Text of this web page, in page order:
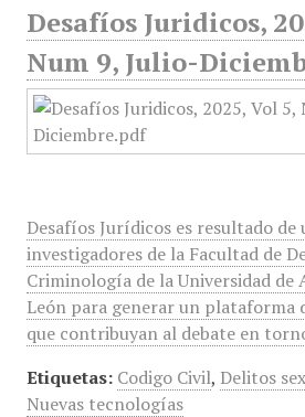
Desafíos Juridicos,
Num 9, Julio-
Desafíos Jurídicos es resultado de
investigadores de la Facultad de
Criminología de la Universidad de
León para generar un plataforma
que contribuyan al debate en
Etiquetas: Codigo Civil, Delitos
Nuevas tecnologías